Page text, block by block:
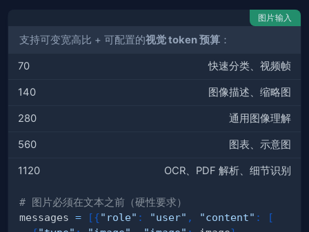
图片输入
支持可变宽高比 + 可配置的视觉 token 预算 ：
70 快速分类、视频帧
140 图像描述、缩略图
280 通用图像理解
560 图表、示意图
1120 OCR、PDF 解析、细节识别
# 图片必须在文本之前（硬性要求）
messages = [{"role" : "user" , "content" :
[